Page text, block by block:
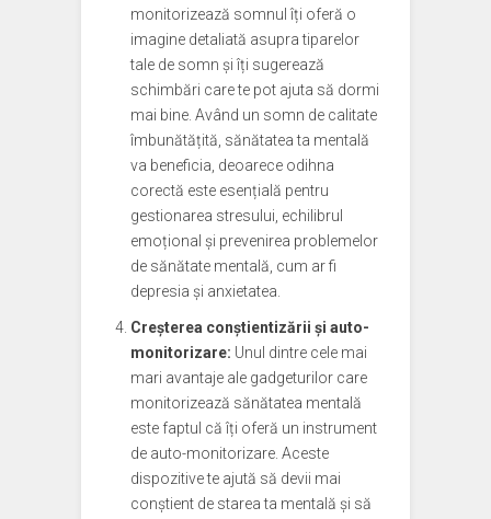
monitorizează somnul îți oferă o
imagine detaliată asupra tiparelor
tale de somn și îți sugerează
schimbări care te pot ajuta să dormi
mai bine. Având un somn de calitate
îmbunătățită, sănătatea ta mentală
va beneficia, deoarece odihna
corectă este esențială pentru
gestionarea stresului, echilibrul
emoțional și prevenirea problemelor
de sănătate mentală, cum ar fi
depresia și anxietatea.
Creșterea conștientizării și auto-
monitorizare: Unul dintre cele mai
mari avantaje ale gadgeturilor care
monitorizează sănătatea mentală
este faptul că îți oferă un instrument
de auto-monitorizare. Aceste
dispozitive te ajută să devii mai
conștient de starea ta mentală și să